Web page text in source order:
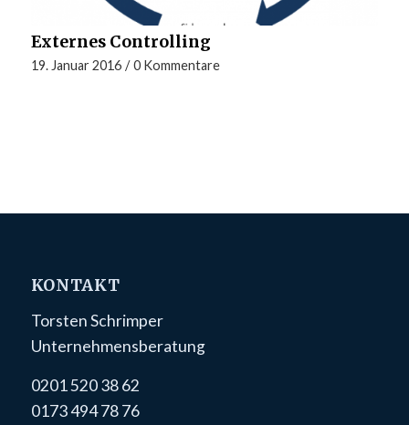
Externes Controlling
19. Januar 2016 / 0 Kommentare
KONTAKT
Torsten Schrimper
Unternehmensberatung
0201 520 38 62
0173 494 78 76